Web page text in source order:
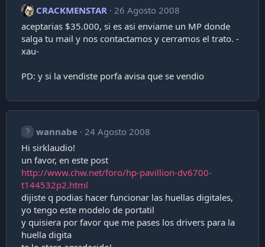
CRACKMENSTAR 26 Agosto 2008
aceptarias $35.000, si es asi enviame un MP donde
salga tu mail y nos contactamos y cerramos el trato. -
xau-
PD: y si la vendiste porfa avisa que se vendio
wannabe
24 Agosto 2008
Hi sirklaudio!
un favor, en este post
http://www.chw.net/foro/hp-pavillion-dv6700-
t144532p2.html
dijiste q podias hacer funcionar las huellas digitales,
yo tengo este modelo de portatil
y quisiera por favor que me pases los drivers para la
huella digita